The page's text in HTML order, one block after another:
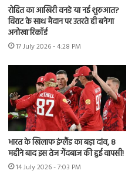
रोहित का आखिरी वनडे या नई शुरुआत?
विराट के साथ मैदान पर उतरते ही बनेगा
अनोखा रिकॉर्ड
17 July 2026 - 4:28 PM
भारत के खिलाफ इंग्लैंड का बड़ा दांव, 8
महीने बाद इस तेज गेंदबाज की हुई वापसी!
14 July 2026 - 7:03 PM